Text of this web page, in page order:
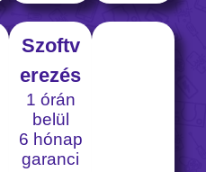
Szoftv
erezés
1 órán
belül
6 hónap
garanci